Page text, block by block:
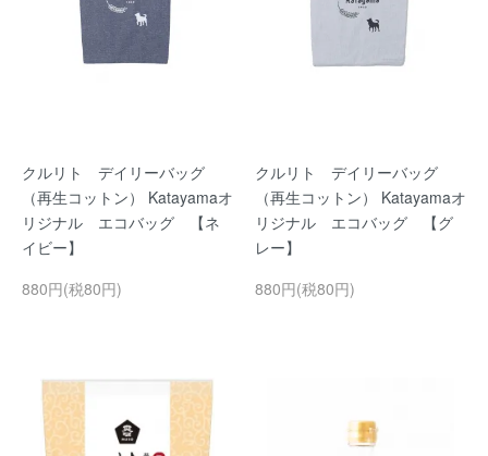
クルリト デイリーバッグ
（再生コットン） Katayamaオ
リジナル エコバッグ 【ネ
イビー】
880円(税80円)
クルリト デイリーバッグ
（再生コットン） Katayamaオ
リジナル エコバッグ 【グ
レー】
880円(税80円)